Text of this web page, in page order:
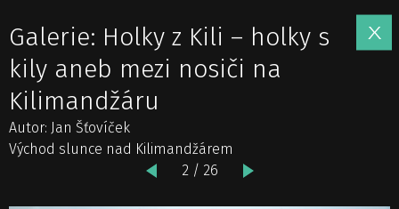
Galerie: Holky z Kili – holky s
kily aneb mezi nosiči na
Kilimandžáru
Autor: Jan Šťovíček
Východ slunce nad Kilimandžárem
2 / 26